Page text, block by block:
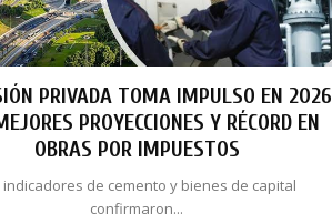
PRIVADA TOMA IMPULSO EN 2026
PROYECCIONES Y RÉCORD EN
OBRAS POR IMPUESTOS
indicadores de cemento y bienes de capital
confirmaron...